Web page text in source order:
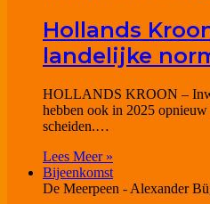
Hollands
landelijke
HOLLANDS KROON –
hebben ook in 2025
scheiden.…
Lees Meer »
Bijeenkomst
De Meerpeen - Alexander